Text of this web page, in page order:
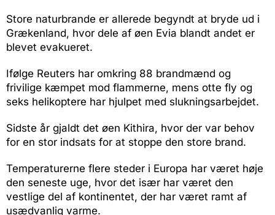
Store naturbrande er allerede begyndt at bryde ud i
Grækenland, hvor dele af øen Evia blandt andet er
blevet evakueret.
Ifølge Reuters har omkring 88 brandmænd og
frivilige kæmpet mod flammerne, mens otte fly og
seks helikoptere har hjulpet med slukningsarbejdet.
Sidste år gjaldt det øen Kithira, hvor der var behov
for en stor indsats for at stoppe den store brand.
Temperaturerne flere steder i Europa har været høje
den seneste uge, hvor det især har været den
vestlige del af kontinentet, der har været ramt af
usædvanlig varme.